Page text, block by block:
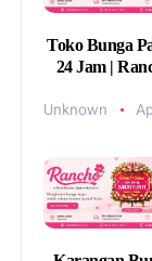
Toko Bunga
24 Jam |
Unknown